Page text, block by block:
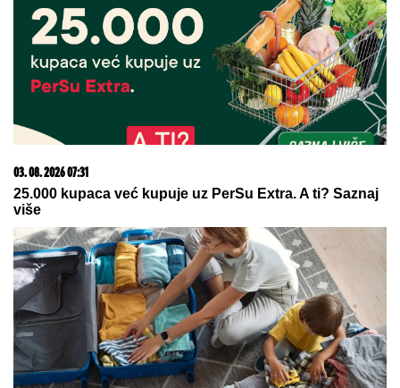
08. 08. 2026 16:10
Zašto je važno ići na liturgiju: Nedeljom se porodica
okuplja pred Bogom
07. 08. 2026 09:14
Сазнања „Политике”: Црна Гора следећа у војном
савезу Загреба, Тиране и Приштине